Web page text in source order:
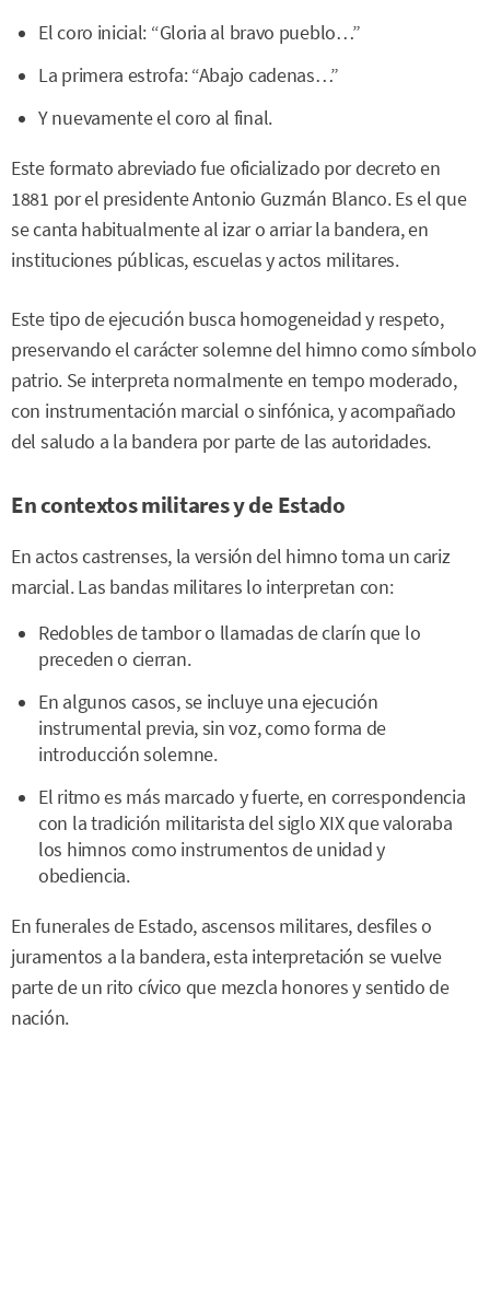
El coro inicial: “Gloria al bravo pueblo…”
La primera estrofa: “Abajo cadenas…”
Y nuevamente el coro al final.
Este formato abreviado fue oficializado por decreto en
1881 por el presidente Antonio Guzmán Blanco. Es el que
se canta habitualmente al izar o arriar la bandera, en
instituciones públicas, escuelas y actos militares.
Este tipo de ejecución busca homogeneidad y respeto,
preservando el carácter solemne del himno como símbolo
patrio. Se interpreta normalmente en tempo moderado,
con instrumentación marcial o sinfónica, y acompañado
del saludo a la bandera por parte de las autoridades.
En contextos militares y de Estado
En actos castrenses, la versión del himno toma un cariz
marcial. Las bandas militares lo interpretan con:
Redobles de tambor o llamadas de clarín que lo
preceden o cierran.
En algunos casos, se incluye una ejecución
instrumental previa, sin voz, como forma de
introducción solemne.
El ritmo es más marcado y fuerte, en correspondencia
con la tradición militarista del siglo XIX que valoraba
los himnos como instrumentos de unidad y
obediencia.
En funerales de Estado, ascensos militares, desfiles o
juramentos a la bandera, esta interpretación se vuelve
parte de un rito cívico que mezcla honores y sentido de
nación.